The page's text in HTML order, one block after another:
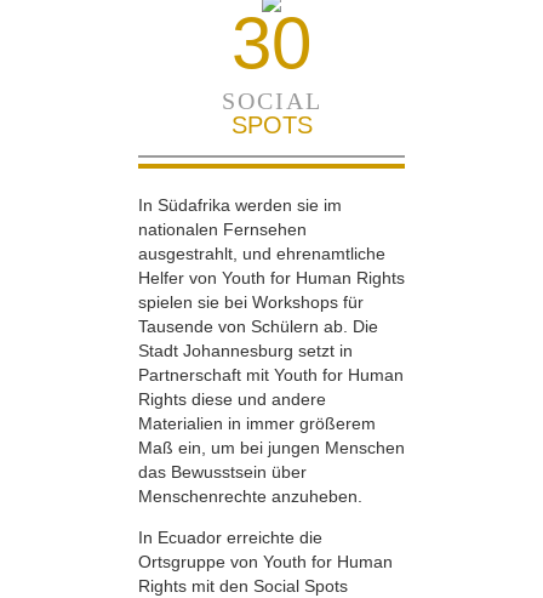
30
SOCIAL
SPOTS
In Südafrika werden sie im
nationalen Fernsehen
ausgestrahlt, und ehrenamtliche
Helfer von Youth for Human Rights
spielen sie bei Workshops für
Tausende von Schülern ab. Die
Stadt Johannesburg setzt in
Partnerschaft mit Youth for Human
Rights diese und andere
Materialien in immer größerem
Maß ein, um bei jungen Menschen
das Bewusstsein über
Menschenrechte anzuheben.
In Ecuador erreichte die
Ortsgruppe von Youth for Human
Rights mit den Social Spots